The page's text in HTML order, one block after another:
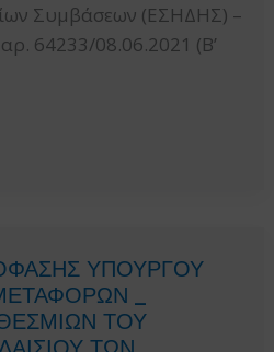
Συμβάσεων (ΕΣΗΔΗΣ) –
64233/08.06.2021 (Β’
ΥΠΟΥΡΓΟΥ
_
ΤΟΥ